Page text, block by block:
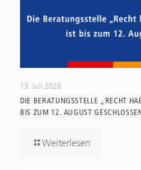
13. Juli 2026
DIE BERATUNGSSTELLE „RECHT
BIS ZUM 12. AUGUST
Weiterlesen